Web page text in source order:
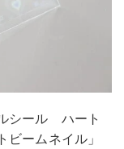
シール ハート
ームネイル」